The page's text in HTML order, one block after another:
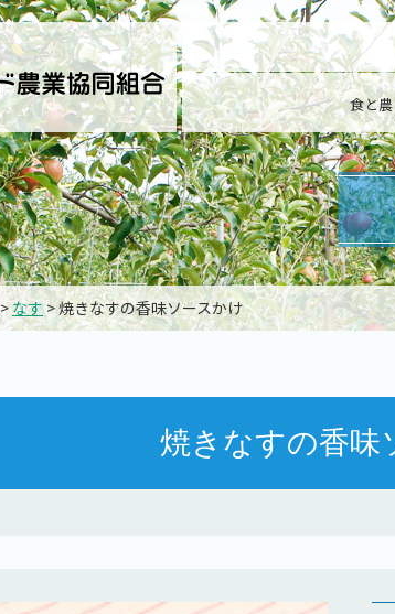
食と農
>なす> 焼きなすの香味ソースかけ
焼きなすの香味